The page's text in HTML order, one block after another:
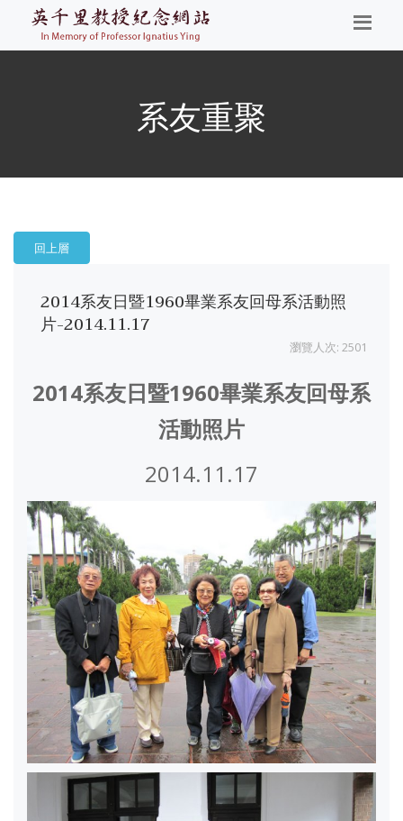
系友重聚
回上層
2014系友日暨1960畢業系友回母系活動照
片-2014.11.17
瀏覽人次: 2501
2014系友日暨1960畢業系友回母系
活動照片
2014.11.17